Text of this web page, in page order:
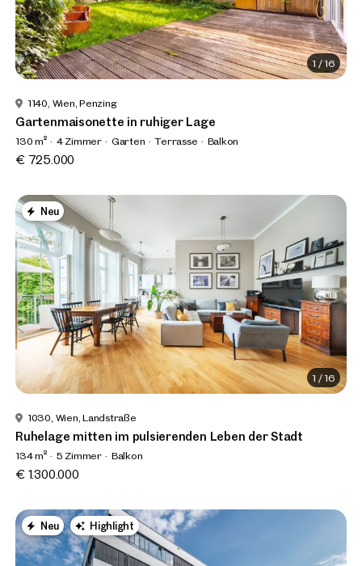
1/16
1140, Wien, Penzing
Gartenmaisonette in ruhiger Lage
130 m² 4 Zimmer Garten Terrasse Balkon
€ 725.000
Neu
1 /16
1030, Wien, Landstraße
Ruhelage mitten im pulsierenden Leben der Stadt
134 m² 5 Zimmer Balkon
€ 1.300.000
Neu Highlight